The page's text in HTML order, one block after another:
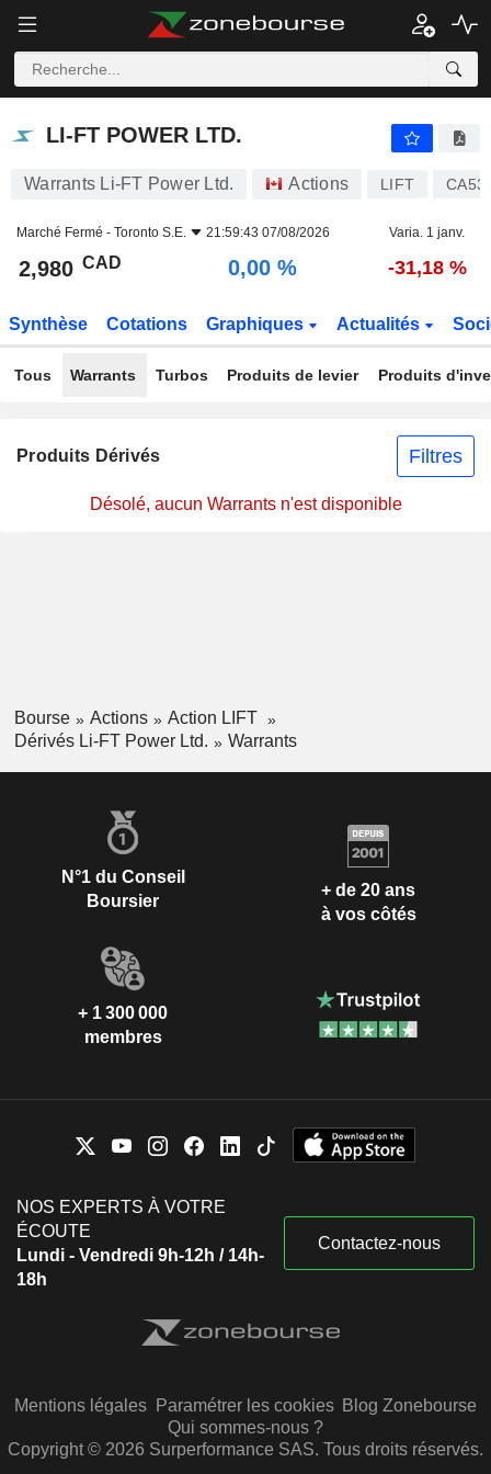
LI-FT POWER LTD.
LI-FT POWER LTD.
Warrants Li-FT Power Ltd. Actions LIFT
Marché Fermé - Toronto S.E. 21:59:43 07/08/2026 Varia. 1 janv.
2,980 CAD 0,00 % -31,18 %
Synthèse Cotations Graphiques Actualités
Tous Warrants Turbos Produits de levier Produits
Produits Dérivés Filtres
Désolé, aucun Warrants n'est disponible
Bourse Actions
Action LIFT
Dérivés Li-FT Power Ltd.
Warrants
N°1 du Conseil
Boursier
+ de 20 ans
à vos côtés
+ 1 300 000
membres
NOS EXPERTS À VOTRE
ÉCOUTE
Lundi - Vendredi 9h-12h / 14h-
18h
Contactez-nous
Mentions légales Paramétrer les cookies Blog Zonebourse
Qui sommes-nous ?
Copyright © 2026 Surperformance SAS. Tous droits réservés.